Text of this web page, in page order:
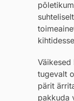
Väikesed
tugevalt
pärit
pakkuda